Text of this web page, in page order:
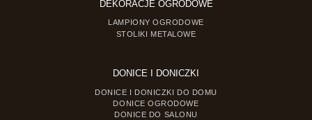
DEKORACJE OGRODOWE
LAMPIONY OGRODOWE
STOLIKI METALOWE
DONICE I DONICZKI
DONICE I DONICZKI DO DOMU
DONICE OGRODOWE
DONICE DO SALONU